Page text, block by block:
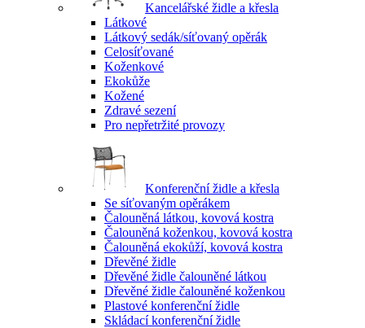
Kancelářské židle a křesla
Látkové
Látkový sedák/síťovaný opěrák
Celosíťované
Koženkové
Ekokůže
Kožené
Zdravé sezení
Pro nepřetržité provozy
Konferenční židle a křesla
Se síťovaným opěrákem
Čalouněná látkou, kovová kostra
Čalouněná koženkou, kovová kostra
Čalouněná ekokůží, kovová kostra
Dřevěné židle
Dřevěné židle čalouněné látkou
Dřevěné židle čalouněné koženkou
Plastové konferenční židle
Skládací konferenční židle